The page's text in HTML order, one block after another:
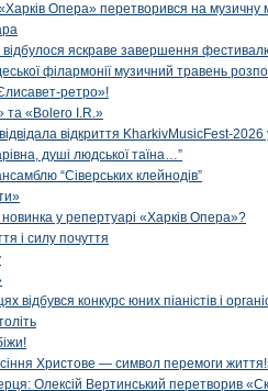
Опера» перетворився на музичну
відбулося яскраве завершення
філармонії музичний травень
ретро»!
та «Bolero I.R.»
відкриття KharkivMusicFest-2026
душі людської таїна…”
“Сіверських клейнодів”
у репертуарі «Харків Опера»?
і силу почуття
відбувся конкурс юних піаністів і
Христове — символ перемоги
Олексій Вертинський перетворив